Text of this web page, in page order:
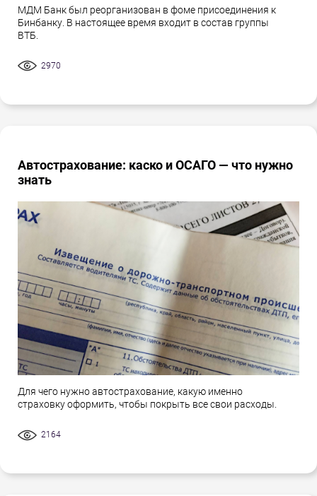
МДМ Банк был реорганизован в фоме присоединения к
Бинбанку. В настоящее время входит в состав группы
ВТБ.
2970
Автострахование: каско и ОСАГО — что нужно
знать
Для чего нужно автострахование, какую именно
страховку оформить, чтобы покрыть все свои расходы.
2164